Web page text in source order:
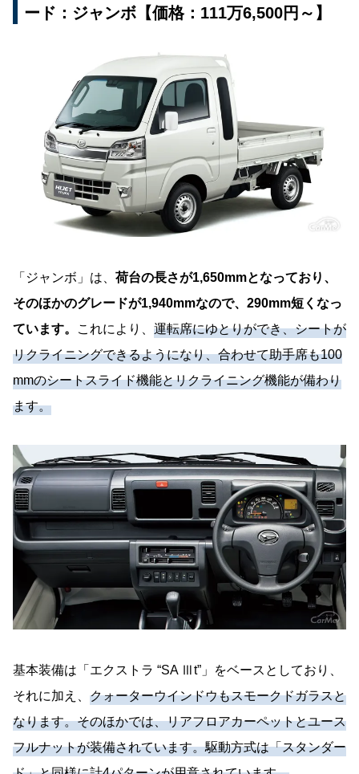
ード：ジャンボ【価格：111万6,500円～】
「ジャンボ」は、 荷台の長さが1,650mmとなっており、
そのほかのグレードが1,940mmなので、290mm短くなっ
ています。
これにより、 運転席にゆとりができ、シートが
リクライニングできるようになり、合わせて助手席も100
mmのシートスライド機能とリクライニング機能が備わり
ます。
基本装備は「エクストラ “SA Ⅲt”」をベースとしており、
それに加え、 クォーターウインドウもスモークドガラスと
なります。そのほかでは、リアフロアカーペットとユース
フルナットが装備されています。駆動方式は「スタンダー